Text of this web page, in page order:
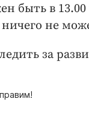
быть в
не
за